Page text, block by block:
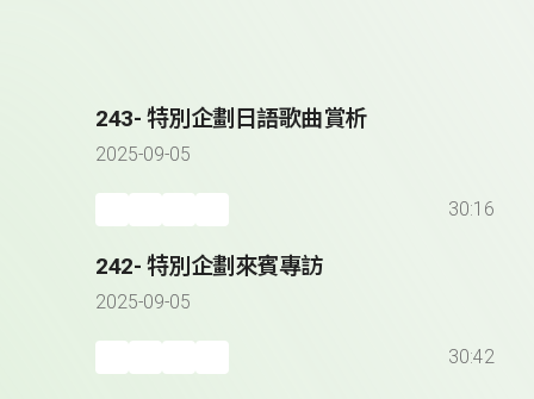
243- 特別企劃日語歌曲賞析
2025-09-05
30:16
242- 特別企劃來賓專訪
2025-09-05
30:42